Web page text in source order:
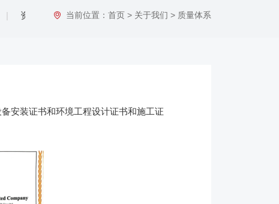
资质荣誉 当前位置： 首页> 关于我们 > 质量体系
安装证书和环境工程设计证书和施工证